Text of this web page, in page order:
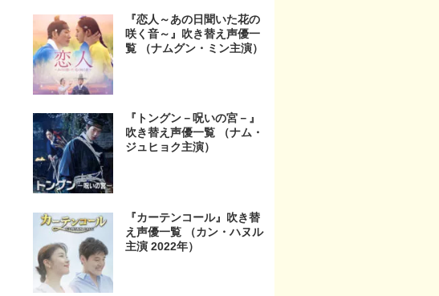
『恋人～あの日聞いた花の
咲く音～』吹き替え声優一
覧 （ナムグン・ミン主演）
『トングン－呪いの宮－』
吹き替え声優一覧 （ナム・
ジュヒョク主演）
『カーテンコール』吹き替
え声優一覧 （カン・ハヌル
主演 2022年）